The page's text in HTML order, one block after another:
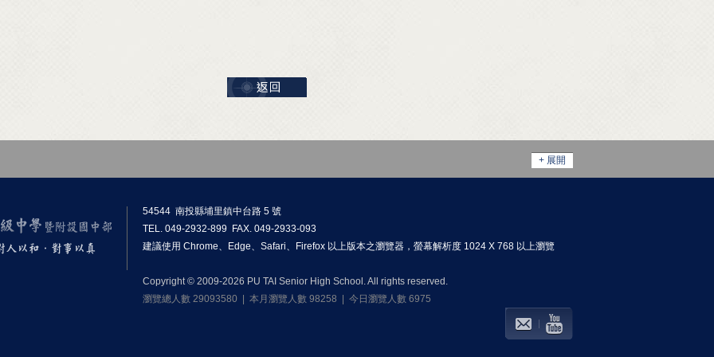
+ 展開
54544 南投縣埔里鎮中台路 5 號
TEL. 049-2932-899 FAX. 049-2933-093
建議使用 Chrome、Edge、Safari、Firefox 以上版本之瀏覽器，螢幕解析度 1024 X 768 以上瀏覽
Copyright © 2009-2026 PU TAI Senior High School. All rights reserved.
瀏覽總人數 29093580 | 本月瀏覽人數 98258 | 今日瀏覽人數 6975